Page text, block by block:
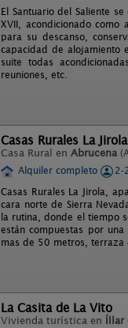
El Santuario del Saliente
XVII, acondicionado
para su descanso,
capacidad de alojamiento
suite todas
reuniones, etc.
Casas Rurales La Jirola
Casa Rural en Abrucena
Alquiler completo
2-
Casas Rurales La Jirola,
cara norte de Sierra
la rutina, donde el tiempo
están compuestas por
mas de 50 metros, terraza
La Casita de La Vito
Vivienda turística en Íllar